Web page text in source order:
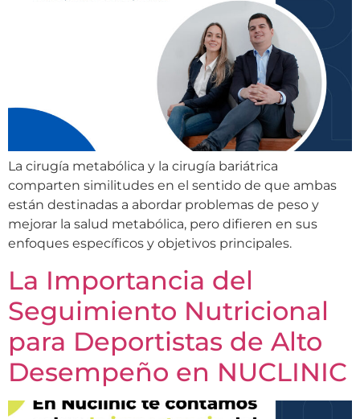
La cirugía metabólica y la cirugía bariátrica
comparten similitudes en el sentido de que ambas
están destinadas a abordar problemas de peso y
mejorar la salud metabólica, pero difieren en sus
enfoques específicos y objetivos principales.
La Importancia del
Seguimiento Nutricional
para Deportistas de Alto
Desempeño en NUCLINIC